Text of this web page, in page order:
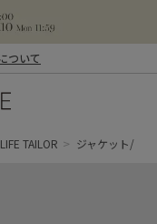
ついて
TAILOR ジャケット/ア